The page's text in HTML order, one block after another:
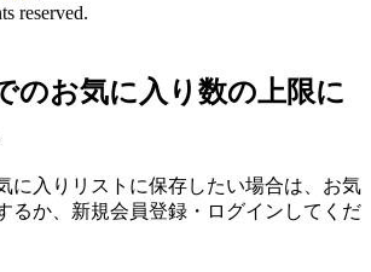
reserved.
のお気に入り数の上限に
に入りリストに保存したい場合は、お気
るか、新規会員登録・ログインしてくだ